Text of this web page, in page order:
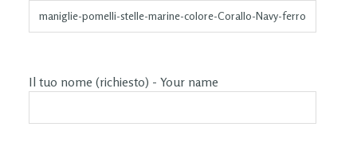
Il tuo nome (richiesto) - Your name